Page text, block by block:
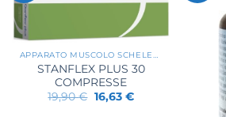
APPARATO MUSCOLO SCHELETRICO
STANFLEX PLUS 30
COMPRESSE
19,90€ Il
prezzo
16,63 €Il